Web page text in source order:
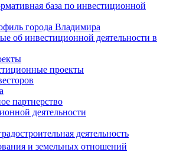
база по инвестиционной
города Владимира
об инвестиционной деятельности в
проекты
партнерство
деятельности
деятельность
и земельных отношений